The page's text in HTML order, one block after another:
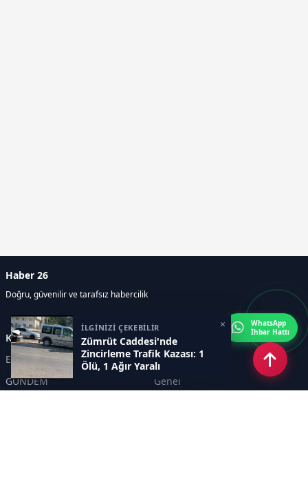
İLGİNİZİ ÇEKEBİLİR
Zümrüt Caddesi'nde
Zincirleme Trafik Kazası: 1
Ölü, 1 Ağır Yaralı
×
Haber 26
Doğru, güvenilir ve tarafsız habercilik
Kategoriler
Eskişehir
SPOR
GÜNDEM
Genel
WhatsApp
İhbar Hattı